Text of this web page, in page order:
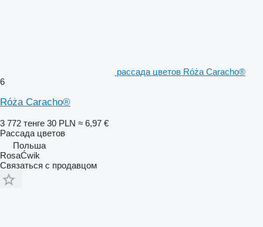
рассада цветов Róża Caracho®
6
Róża Caracho®
3 772 тенге 30 PLN ≈ 6,97 €
Рассада цветов
Польша
RosaĆwik
Связаться с продавцом